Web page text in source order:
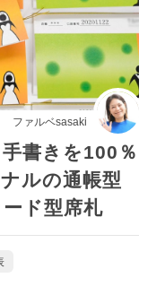
ファルベsasaki
書きを100％
ルの通帳型
ド型席札